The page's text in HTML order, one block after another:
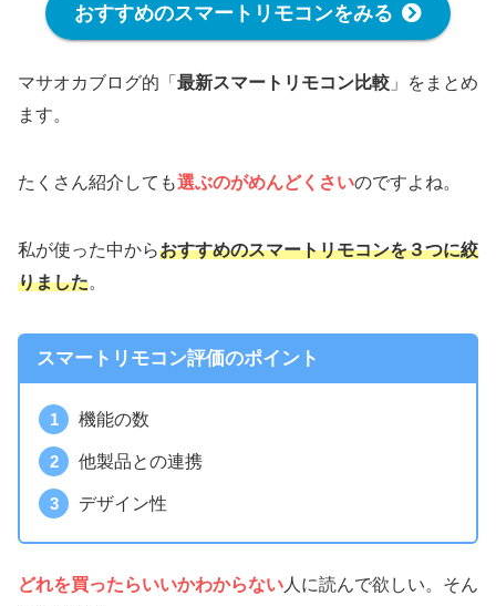
おすすめのスマートリモコンをみる
マサオカブログ的「 最新スマートリモコン比較 」をまとめ
ます。
たくさん紹介しても選ぶのがめんどくさいのですよね。
私が使った中からおすすめのスマートリモコンを３つに絞
りました。
スマートリモコン評価のポイント
機能の数
他製品との連携
デザイン性
どれを買ったらいいかわからない 人に読んで欲しい。そん